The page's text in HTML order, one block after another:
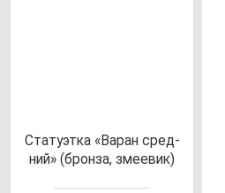
Ста­ту­эт­ка «Варан сред­
ний» (брон­за, зме­евик)